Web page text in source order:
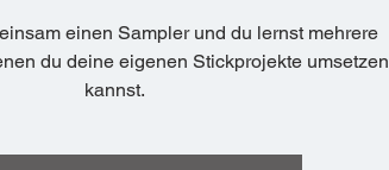
einen Sampler und du lernst mehrere
du deine eigenen Stickprojekte umsetzen
kannst.